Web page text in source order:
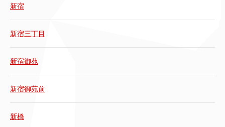
新宿
新宿三丁目
新宿御苑
新宿御苑前
新橋